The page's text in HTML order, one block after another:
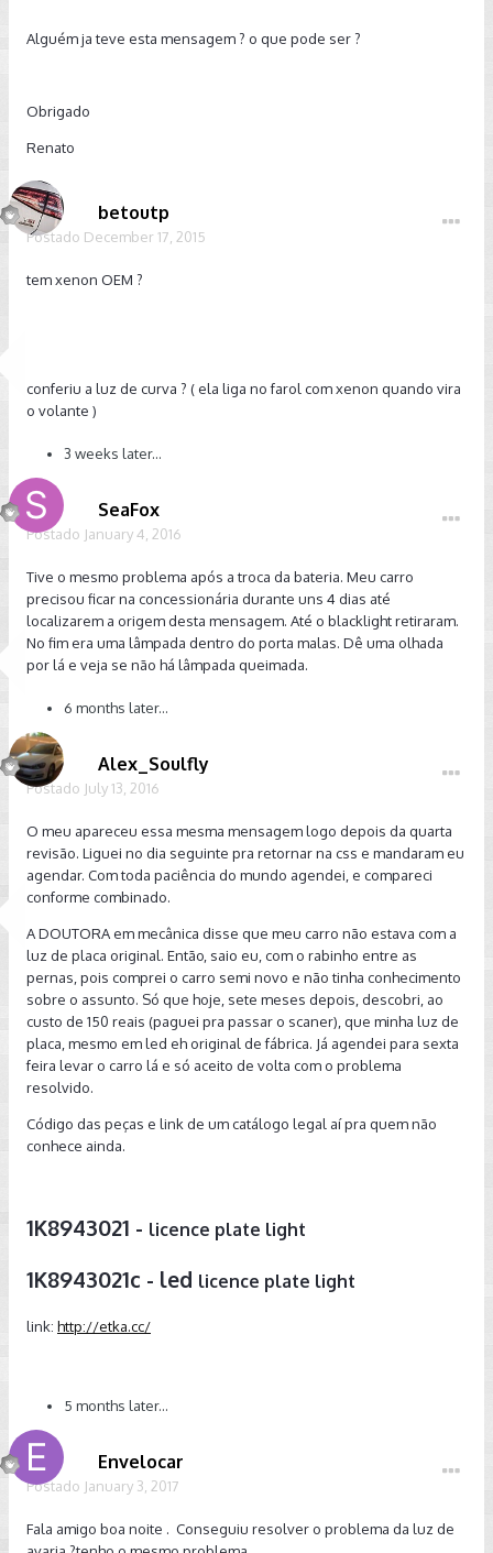
Alguém ja teve esta mensagem ? o que pode ser ?
Obrigado
Renato
betoutp
Postado December 17, 2015
tem xenon OEM ?
conferiu a luz de curva ? ( ela liga no farol com xenon quando vira
o volante )
3 weeks later...
SeaFox
Postado January 4, 2016
Tive o mesmo problema após a troca da bateria. Meu carro
precisou ficar na concessionária durante uns 4 dias até
localizarem a origem desta mensagem. Até o blacklight retiraram.
No fim era uma lâmpada dentro do porta malas. Dê uma olhada
por lá e veja se não há lâmpada queimada.
6 months later...
Alex_Soulfly
Postado July 13, 2016
O meu apareceu essa mesma mensagem logo depois da quarta
revisão. Liguei no dia seguinte pra retornar na css e mandaram eu
agendar. Com toda paciência do mundo agendei, e compareci
conforme combinado.
A DOUTORA em mecânica disse que meu carro não estava com a
luz de placa original. Então, saio eu, com o rabinho entre as
pernas, pois comprei o carro semi novo e não tinha conhecimento
sobre o assunto. Só que hoje, sete meses depois, descobri, ao
custo de 150 reais (paguei pra passar o scaner), que minha luz de
placa, mesmo em led eh original de fábrica. Já agendei para sexta
feira levar o carro lá e só aceito de volta com o problema
resolvido.
Código das peças e link de um catálogo legal aí pra quem não
conhece ainda.
1K8943021 - licence plate light
1K8943021c - led licence plate light
link: http://etka.cc/
5 months later...
Envelocar
Postado January 3, 2017
Fala amigo boa noite . Conseguiu resolver o problema da luz de